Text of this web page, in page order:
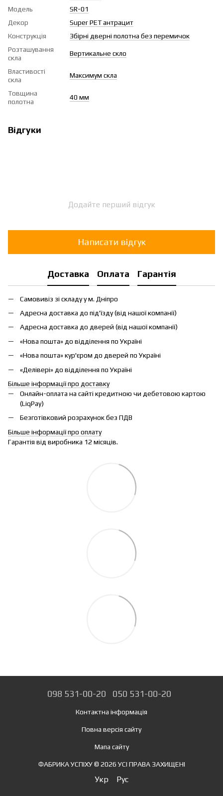
Модель
SR-01
Декор
Super PET антрацит
Конструкція
Збірні дверні полотна без перемичок
Розташування
скла
Вертикальне скло
Властивості
скла
Максимум скла
Товщина
полотна
40 мм
Відгуки
Додайте перший відгук
Написати відгук
Доставка Оплата Гарантія
Самовивіз зі складу у м. Дніпро
Адресна доставка до під'їзду (від нашої компанії)
Адресна доставка до дверей (від нашої компанії)
«Нова пошта» до відділення по Україні
«Нова пошта» кур'єром до дверей по Україні
«Делівері» до відділення по Україні
Більше інформації про доставку
Онлайн-оплата на сайті кредитною чи дебетовою картою
(LiqPay)
Безготівковий розрахунок без ПДВ
Більше інформації про оплату
Гарантія від виробника 12 місяців.
098 531-00-20 050 531-00-20
Контактна інформація
Повна версія сайту
Мапа сайту
ФАБРИКА УСПІХУ © 2026 УСІ ПРАВА ЗАХИЩЕНІ
Укр Рус